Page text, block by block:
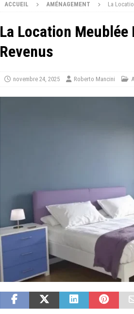
ACCUEIL AMÉNAGEMENT La
La Location
Revenus
novembre 24, 2025 Roberto Mancini